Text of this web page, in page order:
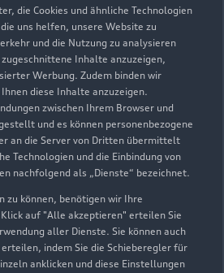
die Cookies und ähnliche Technologien
uns helfen, unsere Website zu
und die Nutzung zu analysieren
Inhalte anzuzeigen,
Werbung. Zudem binden wir
diese Inhalte anzuzeigen.
zwischen Ihrem Browser und
und es können personenbezogene
an die Server von Dritten übermittelt
Technologien und die Einbindung von
nachfolgend als „Dienste“ bezeichnet.
zu können, benötigen wir Ihre
auf "Alle akzeptieren" erteilen Sie
aller Dienste. Sie können auch
indem Sie die Schieberegler für
anklicken und diese Einstellungen
World